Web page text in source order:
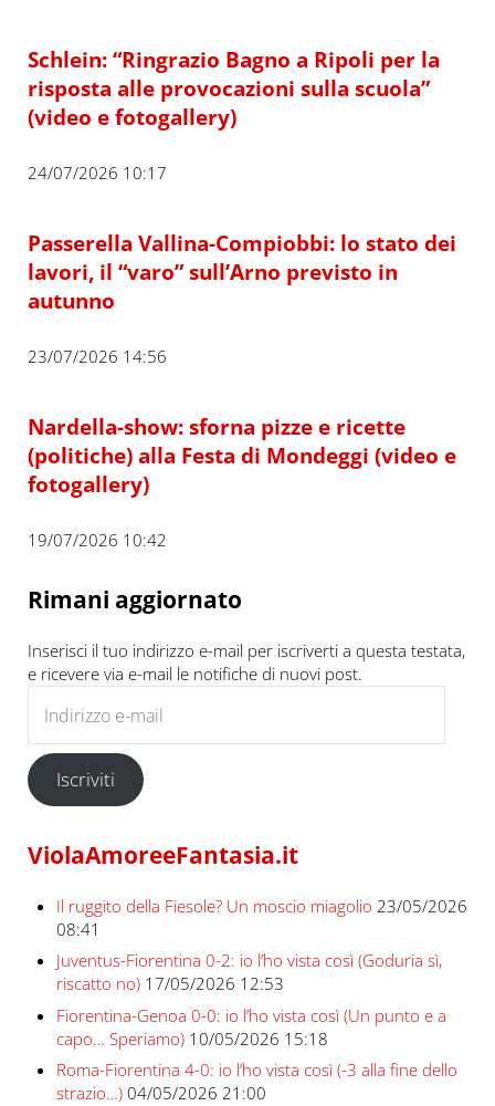
Schlein: “Ringrazio Bagno a Ripoli per la
risposta alle provocazioni sulla scuola”
(video e fotogallery)
24/07/2026 10:17
Passerella Vallina-Compiobbi: lo stato dei
lavori, il “varo” sull’Arno previsto in
autunno
23/07/2026 14:56
Nardella-show: sforna pizze e ricette
(politiche) alla Festa di Mondeggi (video e
fotogallery)
19/07/2026 10:42
Rimani aggiornato
Inserisci il tuo indirizzo e-mail per iscriverti a questa testata,
e ricevere via e-mail le notifiche di nuovi post.
Iscriviti
ViolaAmoreeFantasia.it
Il ruggito della Fiesole? Un moscio miagolio 23/05/2026
08:41
Juventus-Fiorentina 0-2: io l’ho vista così (Goduria sì,
riscatto no) 17/05/2026 12:53
Fiorentina-Genoa 0-0: io l’ho vista così (Un punto e a
capo… Speriamo) 10/05/2026 15:18
Roma-Fiorentina 4-0: io l’ho vista così (-3 alla fine dello
strazio…) 04/05/2026 21:00